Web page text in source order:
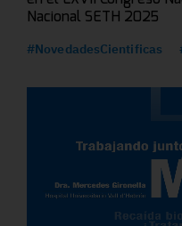
Nacional SETH 2025
#NovedadesCientificas